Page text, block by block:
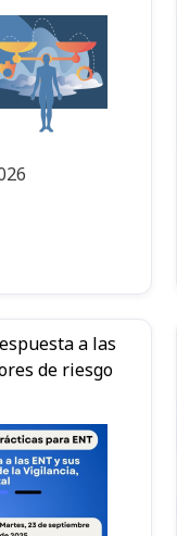
a las
de riesgo